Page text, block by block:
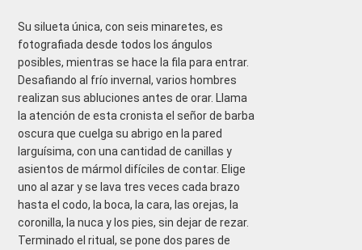
Su silueta única, con seis minaretes, es
fotografiada desde todos los ángulos
posibles, mientras se hace la fila para entrar.
Desafiando al frío invernal, varios hombres
realizan sus abluciones antes de orar. Llama
la atención de esta cronista el señor de barba
oscura que cuelga su abrigo en la pared
larguísima, con una cantidad de canillas y
asientos de mármol difíciles de contar. Elige
uno al azar y se lava tres veces cada brazo
hasta el codo, la boca, la cara, las orejas, la
coronilla, la nuca y los pies, sin dejar de rezar.
Terminado el ritual, se pone dos pares de